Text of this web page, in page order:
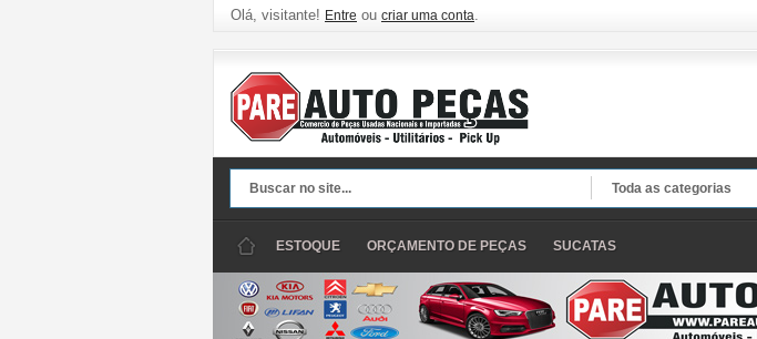
Olá, visitante! Entre ou criar uma conta.
Toda as categorias
ESTOQUE ORÇAMENTO DE PEÇAS SUCATAS